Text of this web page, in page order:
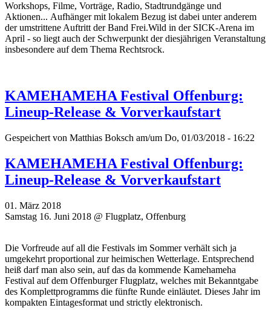
Workshops, Filme, Vorträge, Radio, Stadtrundgänge und
Aktionen... Aufhänger mit lokalem Bezug ist dabei unter anderem
der umstrittene Auftritt der Band Frei.Wild in der SICK-Arena im
April - so liegt auch der Schwerpunkt der diesjährigen Veranstaltung
insbesondere auf dem Thema Rechtsrock.
KAMEHAMEHA Festival Offenburg:
Lineup-Release & Vorverkaufstart
Gespeichert von Matthias Boksch am/um Do, 01/03/2018 - 16:22
KAMEHAMEHA Festival Offenburg:
Lineup-Release & Vorverkaufstart
01. März 2018
Samstag 16. Juni 2018 @ Flugplatz, Offenburg
Die Vorfreude auf all die Festivals im Sommer verhält sich ja
umgekehrt proportional zur heimischen Wetterlage. Entsprechend
heiß darf man also sein, auf das da kommende Kamehameha
Festival auf dem Offenburger Flugplatz, welches mit Bekanntgabe
des Komplettprogramms die fünfte Runde einläutet. Dieses Jahr im
kompakten Eintagesformat und strictly elektronisch.